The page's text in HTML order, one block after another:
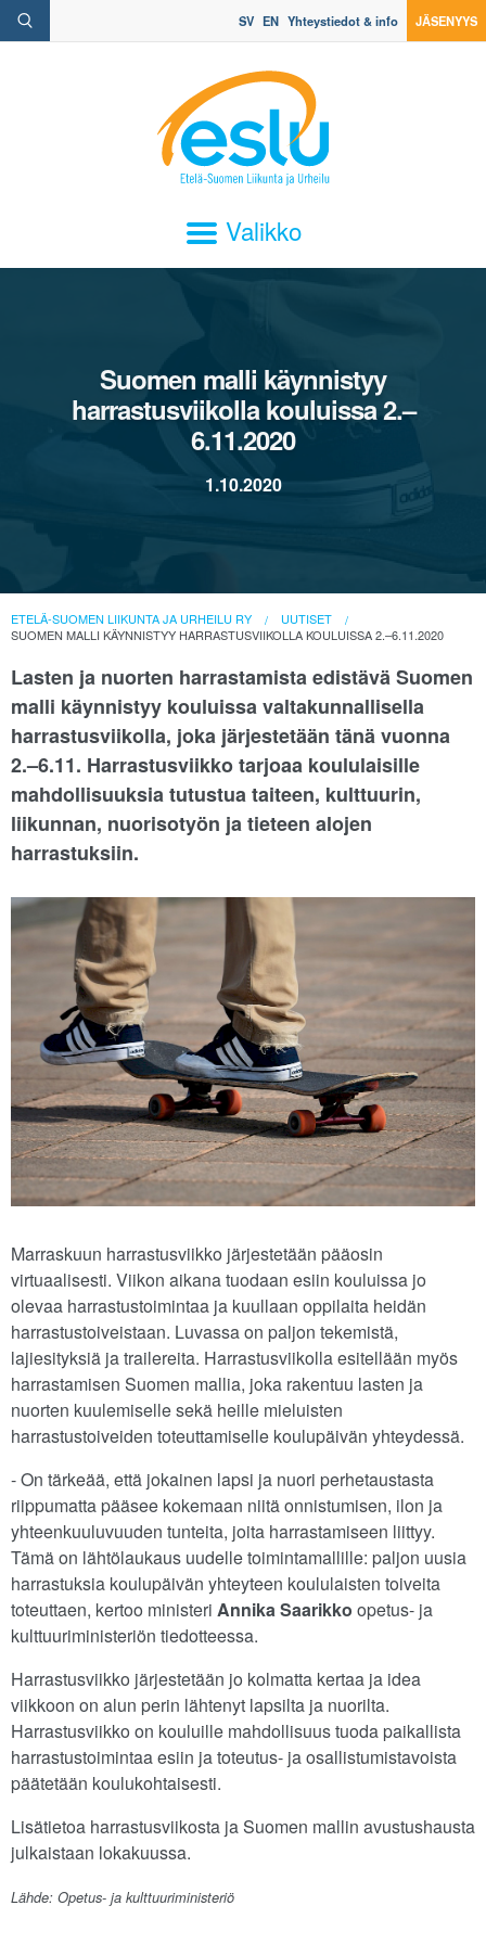
SV EN Yhteystiedot & info JÄSENYYS
Valikko
Suomen malli käynnistyy
harrastusviikolla kouluissa 2.–
6.11.2020
1.10.2020
ETELÄ-SUOMEN LIIKUNTA JA URHEILU RY
UUTISET
SUOMEN MALLI KÄYNNISTYY HARRASTUSVIIKOLLA KOULUISSA 2.–6.11.2020
Lasten ja nuorten harrastamista edistävä Suomen
malli käynnistyy kouluissa valtakunnallisella
harrastusviikolla, joka järjestetään tänä vuonna
2.–6.11. Harrastusviikko tarjoaa koululaisille
mahdollisuuksia tutustua taiteen, kulttuurin,
liikunnan, nuorisotyön ja tieteen alojen
harrastuksiin.
Marraskuun harrastusviikko järjestetään pääosin
virtuaalisesti. Viikon aikana tuodaan esiin kouluissa jo
olevaa harrastustoimintaa ja kuullaan oppilaita heidän
harrastustoiveistaan. Luvassa on paljon tekemistä,
lajiesityksiä ja trailereita. Harrastusviikolla esitellään myös
harrastamisen Suomen mallia, joka rakentuu lasten ja
nuorten kuulemiselle sekä heille mieluisten
harrastustoiveiden toteuttamiselle koulupäivän yhteydessä.
- On tärkeää, että jokainen lapsi ja nuori perhetaustasta
riippumatta pääsee kokemaan niitä onnistumisen, ilon ja
yhteenkuuluvuuden tunteita, joita harrastamiseen liittyy.
Tämä on lähtölaukaus uudelle toimintamallille: paljon uusia
harrastuksia koulupäivän yhteyteen koululaisten toiveita
toteuttaen, kertoo ministeri Annika Saarikko opetus- ja
kulttuuriministeriön tiedotteessa.
Harrastusviikko järjestetään jo kolmatta kertaa ja idea
viikkoon on alun perin lähtenyt lapsilta ja nuorilta.
Harrastusviikko on kouluille mahdollisuus tuoda paikallista
harrastustoimintaa esiin ja toteutus- ja osallistumistavoista
päätetään koulukohtaisesti.
Lisätietoa harrastusviikosta ja Suomen mallin avustushausta
julkaistaan lokakuussa.
Lähde: Opetus- ja kulttuuriministeriö